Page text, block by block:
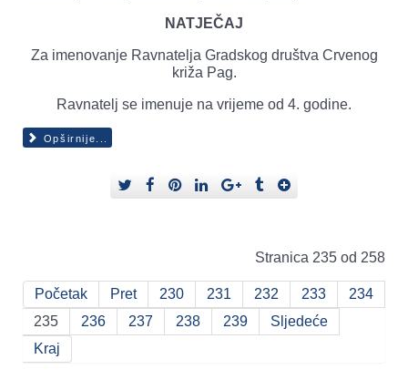
NATJEČAJ
Za imenovanje Ravnatelja Gradskog društva Crvenog
križa Pag.
Ravnatelj se imenuje na vrijeme od 4. godine.
Opširnije...
Stranica 235 od 258
Početak Pret 230 231 232 233
234
235
236 237 238 239
Sljedeće
Kraj